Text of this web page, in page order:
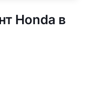
Honda в